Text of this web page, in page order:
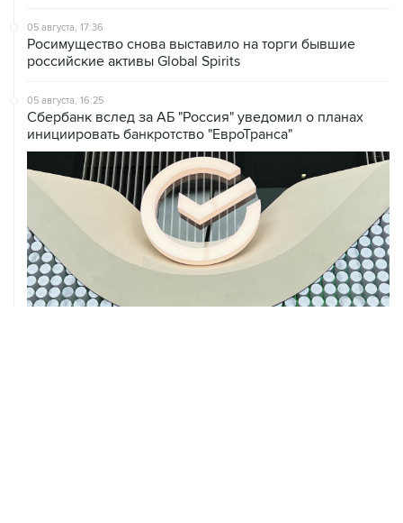
05 августа, 17:36
Росимущество снова выставило на торги бывшие
российские активы Global Spirits
05 августа, 16:25
Сбербанк вслед за АБ "Россия" уведомил о планах
инициировать банкротство "ЕвроТранса"